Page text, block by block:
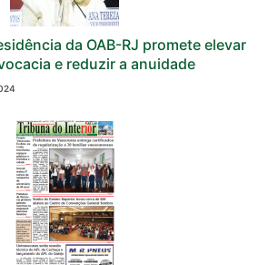
da OAB-RJ promete elevar
e reduzir a anuidade